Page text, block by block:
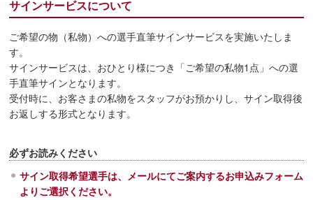
サインサービスについて
ご希望の物（私物）への選手直筆サインサービスを実施いたしま
す。
サインサービスは、おひとり様につき「ご希望の私物1点」への選
手直筆サインとなります。
受付時に、お客さまの私物をスタッフがお預かりし、サイン取得後
お返しする形式となります。
必ずお読みください
サイン取得希望選手は、メールにてご案内するお申込みフォーム
よりご選択ください。